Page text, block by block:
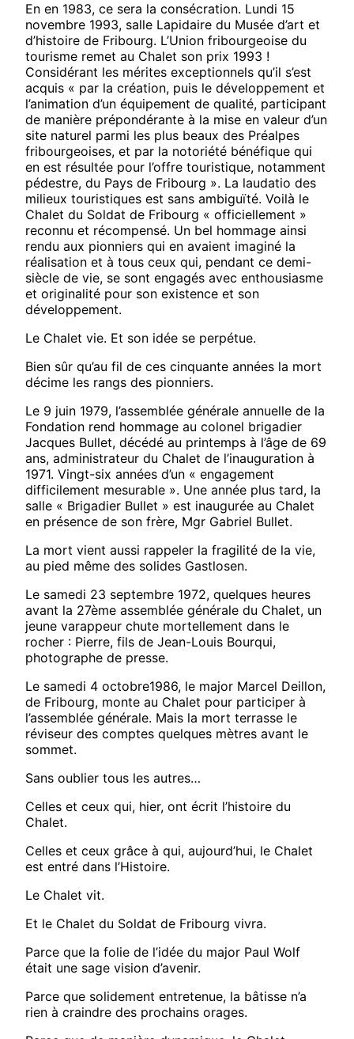
En en 1983, ce sera la consécration. Lundi 15
novembre 1993, salle Lapidaire du Musée d’art et
d’histoire de Fribourg. L’Union fribourgeoise du
tourisme remet au Chalet son prix 1993 !
Considérant les mérites exceptionnels qu’il s’est
acquis « par la création, puis le développement et
l’animation d’un équipement de qualité, participant
de manière prépondérante à la mise en valeur d’un
site naturel parmi les plus beaux des Préalpes
fribourgeoises, et par la notoriété bénéfique qui
en est résultée pour l’offre touristique, notamment
pédestre, du Pays de Fribourg ». La laudatio des
milieux touristiques est sans ambiguïté. Voilà le
Chalet du Soldat de Fribourg « officiellement »
reconnu et récompensé. Un bel hommage ainsi
rendu aux pionniers qui en avaient imaginé la
réalisation et à tous ceux qui, pendant ce demi-
siècle de vie, se sont engagés avec enthousiasme
et originalité pour son existence et son
développement.
Le Chalet vie. Et son idée se perpétue.
Bien sûr qu’au fil de ces cinquante années la mort
décime les rangs des pionniers.
Le 9 juin 1979, l’assemblée générale annuelle de la
Fondation rend hommage au colonel brigadier
Jacques Bullet, décédé au printemps à l’âge de 69
ans, administrateur du Chalet de l’inauguration à
1971. Vingt-six années d’un « engagement
difficilement mesurable ». Une année plus tard, la
salle « Brigadier Bullet » est inaugurée au Chalet
en présence de son frère, Mgr Gabriel Bullet.
La mort vient aussi rappeler la fragilité de la vie,
au pied même des solides Gastlosen.
Le samedi 23 septembre 1972, quelques heures
avant la 27ème assemblée générale du Chalet, un
jeune varappeur chute mortellement dans le
rocher : Pierre, fils de Jean-Louis Bourqui,
photographe de presse.
Le samedi 4 octobre1986, le major Marcel Deillon,
de Fribourg, monte au Chalet pour participer à
l’assemblée générale. Mais la mort terrasse le
réviseur des comptes quelques mètres avant le
sommet.
Sans oublier tous les autres…
Celles et ceux qui, hier, ont écrit l’histoire du
Chalet.
Celles et ceux grâce à qui, aujourd’hui, le Chalet
est entré dans l’Histoire.
Le Chalet vit.
Et le Chalet du Soldat de Fribourg vivra.
Parce que la folie de l’idée du major Paul Wolf
était une sage vision d’avenir.
Parce que solidement entretenue, la bâtisse n’a
rien à craindre des prochains orages.